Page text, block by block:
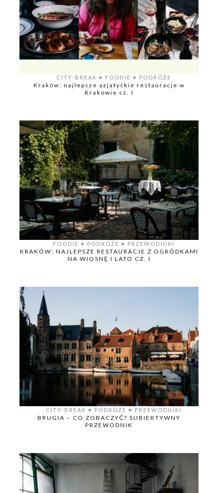
CITY-BREAK ♥️ FOODIE ♥️ PODRÓŻE
Kraków: najlepsze azjatyckie restauracje w
Krakowie cz. I
FOODIE ♥️ PODRÓŻE ♥️ PRZEWODNIKI
KRAKÓW: NAJLEPSZE RESTAURACJE Z OGRÓDKAMI
NA WIOSNĘ I LATO CZ. I
CITY-BREAK ♥️ PODRÓŻE ♥️ PRZEWODNIKI
BRUGIA – CO ZOBACZYĆ? SUBIEKTYWNY
PRZEWODNIK